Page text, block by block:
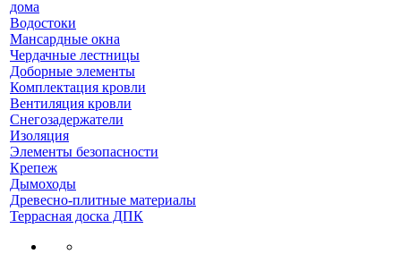
дома
Водостоки
Мансардные окна
Чердачные лестницы
Доборные элементы
Комплектация кровли
Вентиляция кровли
Снегозадержатели
Изоляция
Элементы безопасности
Крепеж
Дымоходы
Древесно-плитные материалы
Террасная доска ДПК